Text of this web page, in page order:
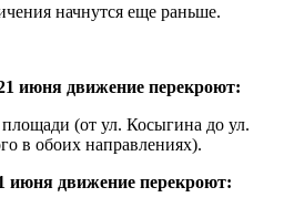
начнутся еще раньше.
июня движение перекроют:
(от ул. Косыгина до ул.
в обоих направлениях).
июня движение перекроют: